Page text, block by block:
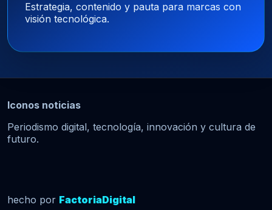
Estrategia, contenido y pauta para marcas con
visión tecnológica.
Iconos noticias
Periodismo digital, tecnología, innovación y cultura de
futuro.
hecho por FactoriaDigital